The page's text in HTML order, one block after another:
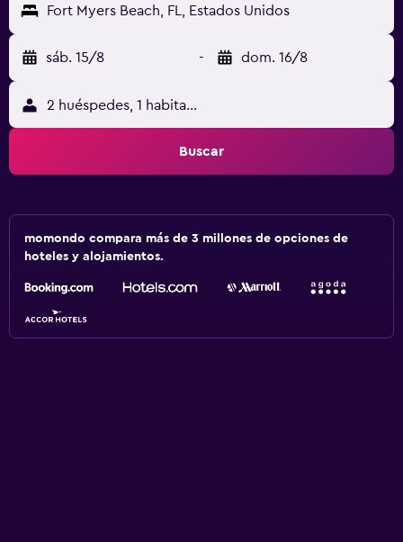
Fort Myers Beach, FL, Estados Unidos
sáb. 15/8 - dom. 16/8
2 huéspedes, 1 habitación
Buscar
momondo compara más de 3 millones de opciones de
hoteles y alojamientos.